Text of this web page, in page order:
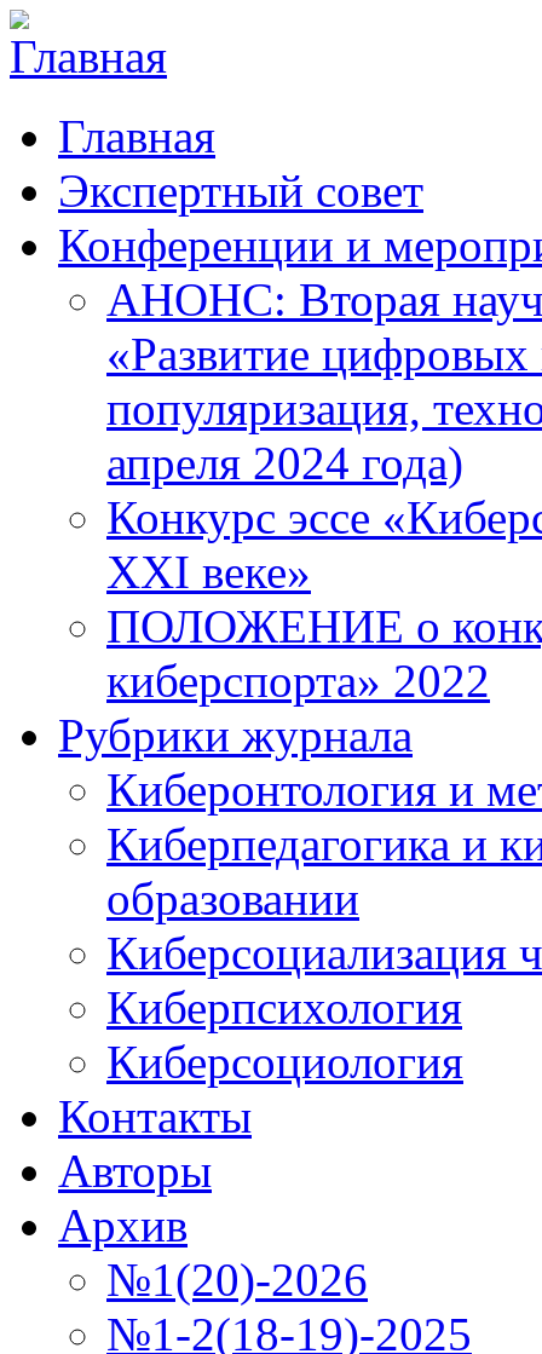
Главная
Экспертный совет
Конференции и
АНОНС: Вторая
«Развитие цифровых
популяризация,
апреля 2024 года)
Конкурс эссе
XXI веке»
ПОЛОЖЕНИЕ о
киберспорта» 2022
Рубрики журнала
Киберонтология и
Киберпедагогика и
образовании
Киберсоциализация
Киберпсихология
Киберсоциология
Контакты
Авторы
Архив
№1(20)-2026
№1-2(18-19)-2025